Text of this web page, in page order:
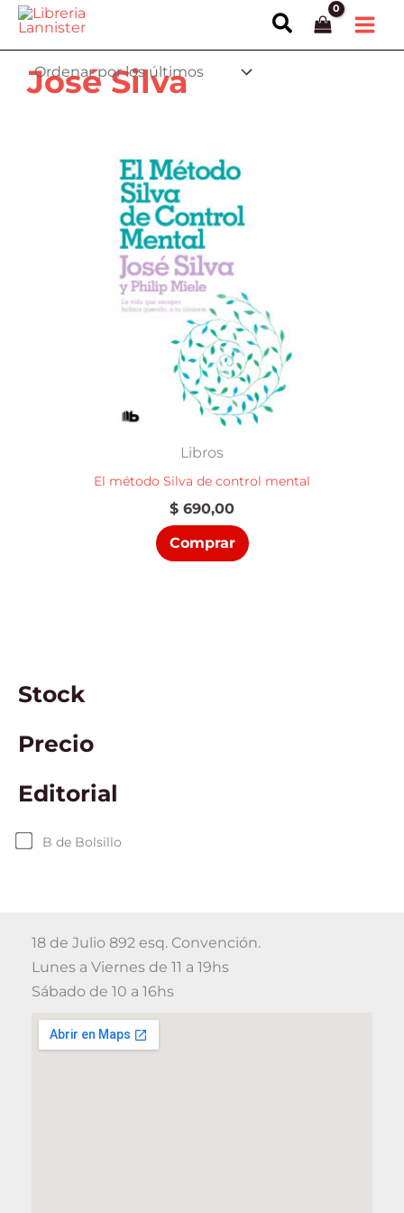
Buscar
Stock
Precio
Editorial
B de Bolsillo
José Silva
Libros
El método Silva de control mental
$ 690,00
Comprar
18 de Julio 892 esq. Convención.
Lunes a Viernes de 11 a 19hs
Sábado de 10 a 16hs